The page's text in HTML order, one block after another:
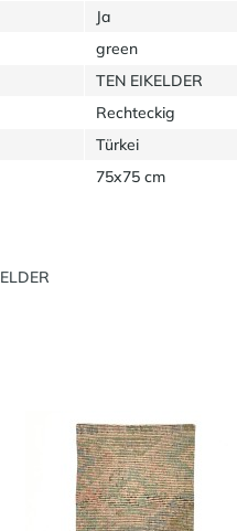
Ja
green
TEN EIKELDER
Rechteckig
Türkei
75x75 cm